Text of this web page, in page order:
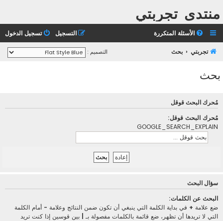
منتدى تجربتي
الأسئلة المتكررة تسجيل الدخول التسجيل
تجربتي بحث التصميم :
بحث
مُحرك البحث قوقل
مُحرك البحث قوقل:
GOOGLE_SEARCH_EXPLAIN
سؤال البحث
البحث عن الكلمات:
ضع علامة + في بداية الكلمة التي ينبغي أن تكون ضمن النتائج وعلامة - أمام الكلمة
التي لا تريدها أن تظهر، ضع قائمة بالكلمات مفصولة بـ
بين قوسين إذا كنت تريد